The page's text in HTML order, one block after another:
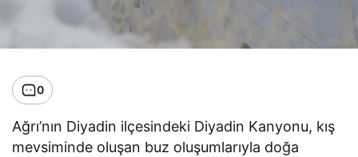
0
Ağrı’nın Diyadin ilçesindeki Diyadin Kanyonu, kış
mevsiminde oluşan buz oluşumlarıyla doğa